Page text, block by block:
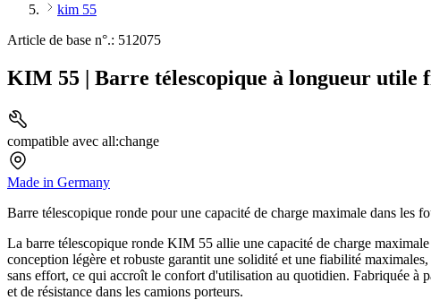
kim 55
Article de base n°.: 512075
KIM 55 | Barre télescopique à longueur utile
compatible avec all:change
Made in Germany
Barre télescopique ronde pour une capacité de charge maximale dans les
La barre télescopique ronde KIM 55 allie une capacité de charge
conception légère et robuste garantit une solidité et une fiabilité
sans effort, ce qui accroît le confort d'utilisation au quotidien. Fabriquée à
et de résistance dans les camions porteurs.